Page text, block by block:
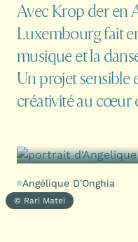
Avec Krop der en
Luxembourg fait
musique et la
Un projet sensible
créativité au cœur
Angélique D'Onghia
© Rari Matei